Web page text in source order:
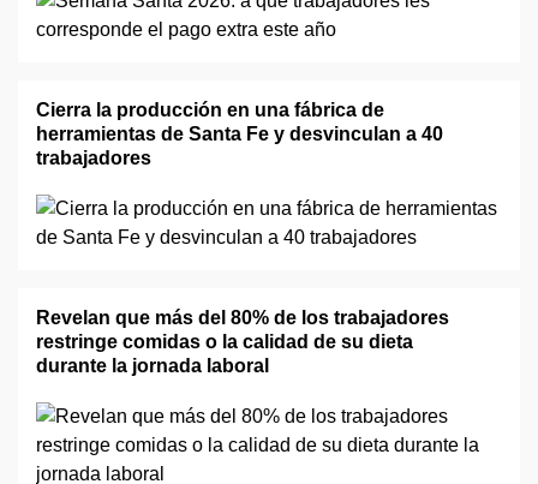
Cierra la producción en una fábrica de
herramientas de Santa Fe y desvinculan a 40
trabajadores
Revelan que más del 80% de los trabajadores
restringe comidas o la calidad de su dieta
durante la jornada laboral